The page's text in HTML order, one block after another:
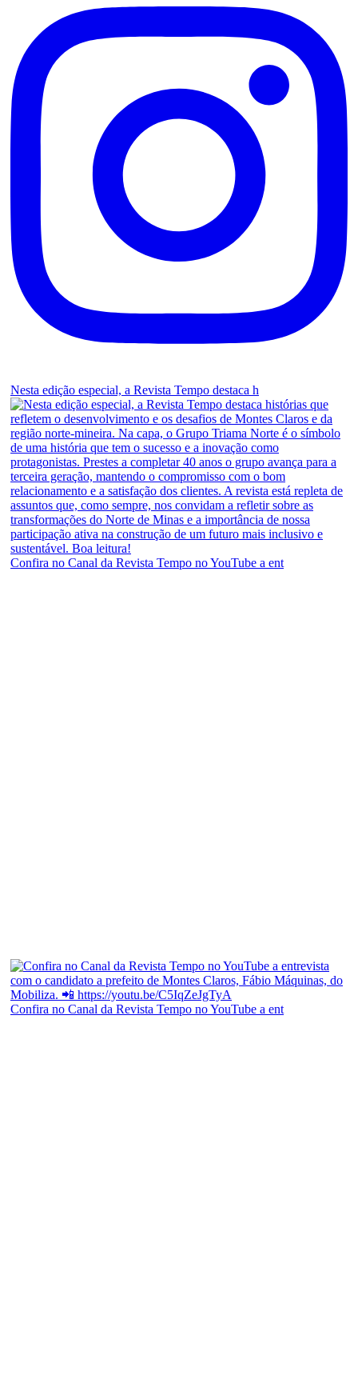
Nesta edição especial, a Revista Tempo destaca h
Confira no Canal da Revista Tempo no YouTube a ent
Confira no Canal da Revista Tempo no YouTube a ent